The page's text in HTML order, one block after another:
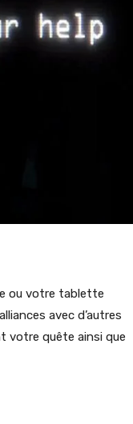
ou votre tablette
avec d’autres
votre quête ainsi que